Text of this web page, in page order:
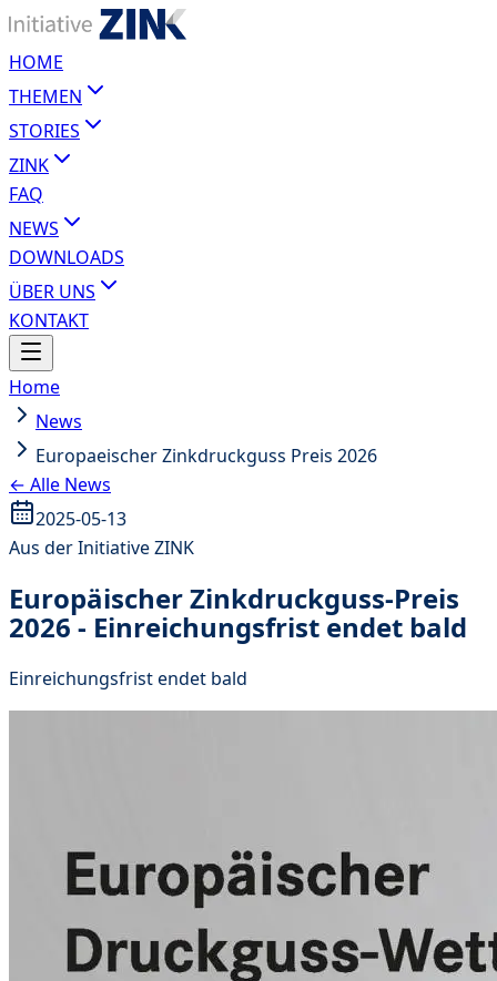
HOME
THEMEN
STORIES
ZINK
FAQ
NEWS
DOWNLOADS
ÜBER UNS
KONTAKT
Home
News
Europaeischer Zinkdruckguss Preis 2026
← Alle News
2025-05-13
Aus der Initiative ZINK
Europäischer Zinkdruckguss-Preis
2026 - Einreichungsfrist endet bald
Einreichungsfrist endet bald